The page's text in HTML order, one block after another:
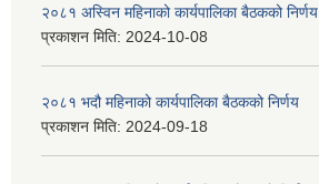
२०८१ अस्विन महिनाको कार्यपालिका बैठकको निर्णय
प्रकाशन मिति: 2024-10-08
२०८१ भदौ महिनाको कार्यपालिका बैठकको निर्णय
प्रकाशन मिति: 2024-09-18